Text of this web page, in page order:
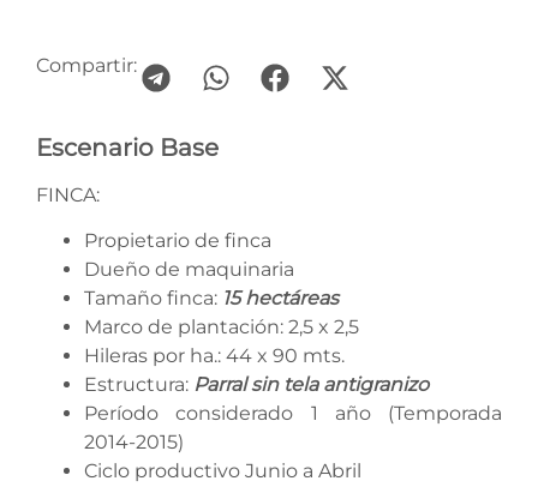
Compartir:
Escenario Base
FINCA:
Propietario de finca
Dueño de maquinaria
Tamaño finca: 15 hectáreas
Marco de plantación: 2,5 x 2,5
Hileras por ha.: 44 x 90 mts.
Estructura: Parral sin tela antigranizo
Período considerado 1 año (Temporada
2014-2015)
Ciclo productivo Junio a Abril